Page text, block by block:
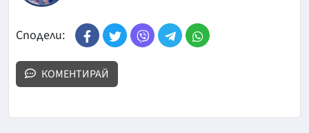
Сподели:
КОМЕНТИРАЙ